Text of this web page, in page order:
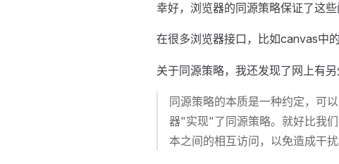
幸好，浏览器的同源策略保证了这些
在很多浏览器接口，比如canvas中的
关于同源策略，我还发现了网上有另
同源策略的本质是一种约定，可
器"实现"了同源策略。就好比我
本之间的相互访问，以免造成干扰